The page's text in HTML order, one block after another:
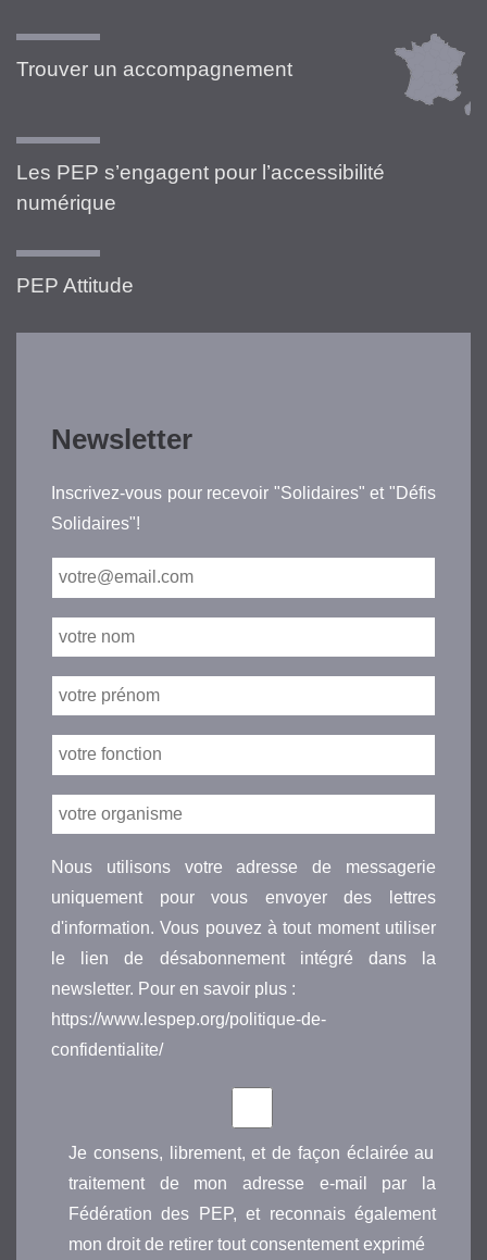
Trouver un accompagnement
Les PEP s’engagent pour l’accessibilité
numérique
PEP Attitude
Newsletter
Inscrivez-vous pour recevoir "Solidaires" et "Défis
Solidaires"!
Nous utilisons votre adresse de messagerie
uniquement pour vous envoyer des lettres
d'information. Vous pouvez à tout moment utiliser
le lien de désabonnement intégré dans la
newsletter. Pour en savoir plus :
https://www.lespep.org/politique-de-
confidentialite/
Je consens, librement, et de façon éclairée au
traitement de mon adresse e-mail par la
Fédération des PEP, et reconnais également
mon droit de retirer tout consentement exprimé